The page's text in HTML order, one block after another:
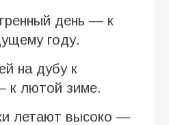
день — к
году.
на дубу к
к лютой зиме.
летают высоко —